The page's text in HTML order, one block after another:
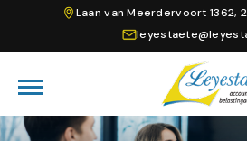
Laan van Meerdervoort 1362,